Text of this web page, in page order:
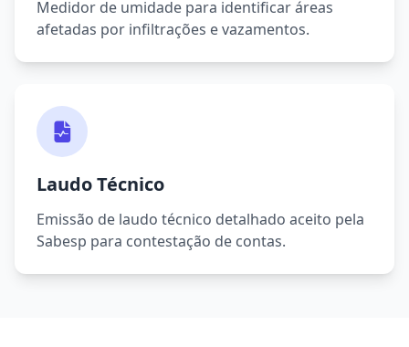
Medidor de umidade para identificar áreas
afetadas por infiltrações e vazamentos.
Laudo Técnico
Emissão de laudo técnico detalhado aceito pela
Sabesp para contestação de contas.